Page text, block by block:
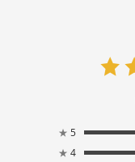
★ 5
★ 4